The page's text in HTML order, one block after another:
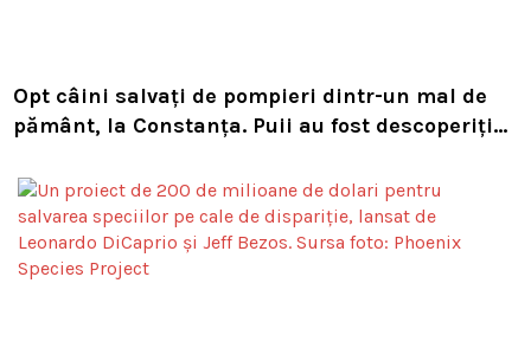
Opt câini salvați de pompieri dintr-un mal de
pământ, la Constanța. Puii au fost descoperiți